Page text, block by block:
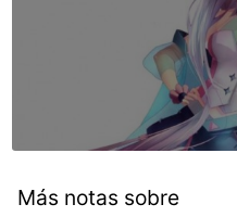
Más notas sobre